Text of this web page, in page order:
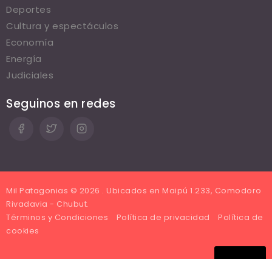
Deportes
Cultura y espectáculos
Economía
Energía
Judiciales
Seguinos en redes
Mil Patagonias © 2026 . Ubicados en Maipú 1.233, Comodoro
Rivadavia - Chubut.
Términos y Condiciones
Política de privacidad
Política de
cookies